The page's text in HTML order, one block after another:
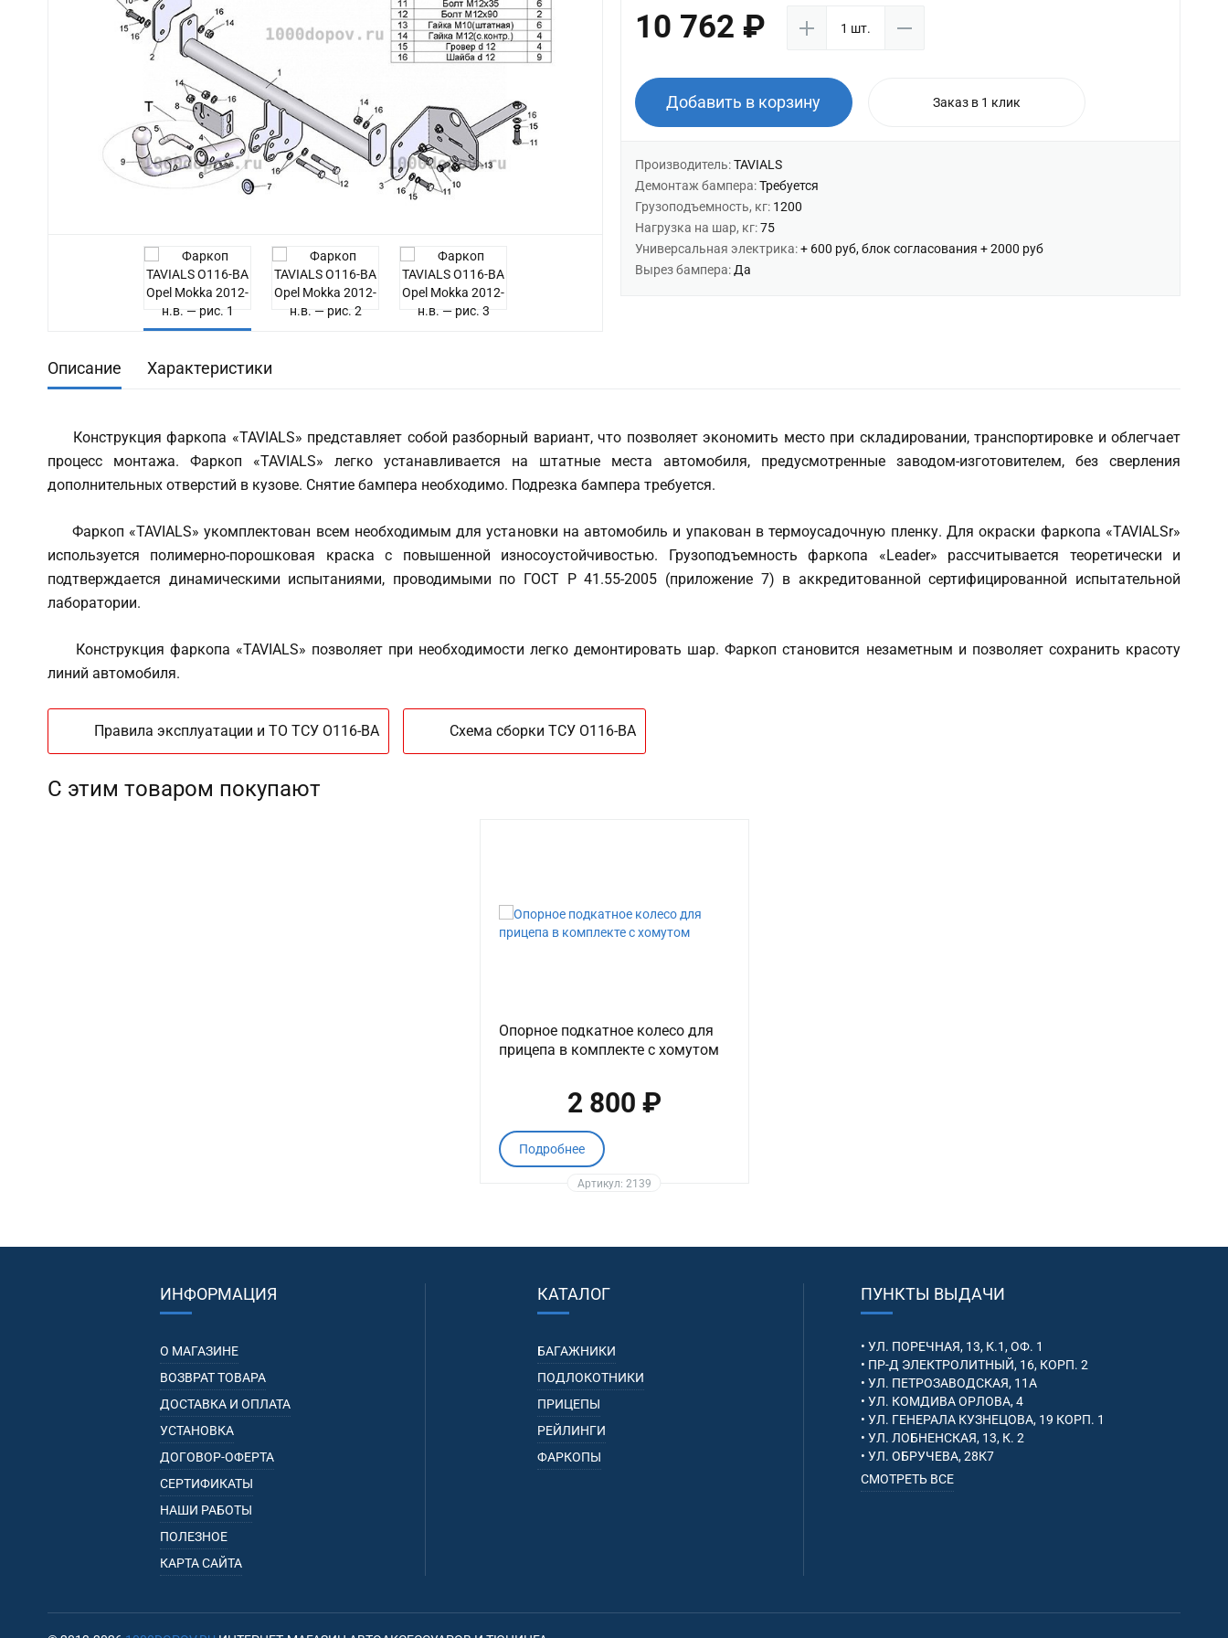
10 762 ₽
Добавить в корзину Заказ в 1 клик
Производитель:TAVIALS
Демонтаж бампера:Требуется
Грузоподъемность, кг: 1200
Нагрузка на шар, кг:75
Универсальная электрика:+ 600 руб, блок согласования + 2000 руб
Вырез бампера: Да
Описание Характеристики
Конструкция фаркопа «TAVIALS» представляет собой разборный вариант, что позволяет экономить место при складировании, транспортировке и облегчает
процесс монтажа. Фаркоп «TAVIALS» легко устанавливается на штатные места автомобиля, предусмотренные заводом-изготовителем, без сверления
дополнительных отверстий в кузове. Снятие бампера необходимо. Подрезка бампера требуется.
Фаркоп «TAVIALS» укомплектован всем необходимым для установки на автомобиль и упакован в термоусадочную пленку. Для окраски фаркопа «TAVIALSr»
используется полимерно-порошковая краска с повышенной износоустойчивостью. Грузоподъемность фаркопа «Leader» рассчитывается теоретически и
подтверждается динамическими испытаниями, проводимыми по ГОСТ Р 41.55-2005 (приложение 7) в аккредитованной сертифицированной испытательной
лаборатории.
Конструкция фаркопа «TAVIALS» позволяет при необходимости легко демонтировать шар. Фаркоп становится незаметным и позволяет сохранить красоту
линий автомобиля.
Правила эксплуатации и ТО ТСУ O116-BA Схема сборки ТСУ O116-BA
С этим товаром покупают
Опорное подкатное колесо для
прицепа в комплекте с хомутом
2 800 ₽
Подробнее
Артикул: 2139
ИНФОРМАЦИЯ
О МАГАЗИНЕ
ВОЗВРАТ ТОВАРА
ДОСТАВКА И ОПЛАТА
УСТАНОВКА
ДОГОВОР-ОФЕРТА
СЕРТИФИКАТЫ
НАШИ РАБОТЫ
ПОЛЕЗНОЕ
КАРТА САЙТА
КАТАЛОГ
БАГАЖНИКИ
ПОДЛОКОТНИКИ
ПРИЦЕПЫ
РЕЙЛИНГИ
ФАРКОПЫ
ПУНКТЫ ВЫДАЧИ
• УЛ. ПОРЕЧНАЯ, 13, К.1, ОФ. 1
• ПР-Д ЭЛЕКТРОЛИТНЫЙ, 16, КОРП. 2
• УЛ. ПЕТРОЗАВОДСКАЯ, 11А
• УЛ. КОМДИВА ОРЛОВА, 4
• УЛ. ГЕНЕРАЛА КУЗНЕЦОВА, 19 КОРП. 1
• УЛ. ЛОБНЕНСКАЯ, 13, К. 2
• УЛ. ОБРУЧЕВА, 28К7
СМОТРЕТЬ ВСЕ